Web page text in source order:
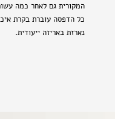
המקורית גם לאחר כמה
כל הדפסה עוברת בקרת
נארזת באריזה ייעודית.